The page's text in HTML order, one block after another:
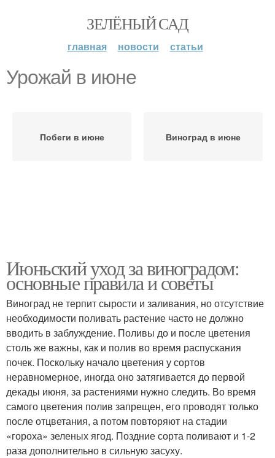
ЗЕЛЁНЫЙ САД
главная новости статьи
Урожай в июне
Побеги в июне Виноград в июне
Июньский уход за виноградом:
основные правила и советы
Виноград не терпит сырости и заливания, но отсутствие
необходимости поливать растение часто не должно
вводить в заблуждение. Поливы до и после цветения
столь же важны, как и полив во время распускания
почек. Поскольку начало цветения у сортов
неравномерное, иногда оно затягивается до первой
декады июня, за растениями нужно следить. Во время
самого цветения полив запрещен, его проводят только
после отцветания, а потом повторяют на стадии
«гороха» зеленых ягод. Поздние сорта поливают и 1-2
раза дополнительно в сильную засуху.